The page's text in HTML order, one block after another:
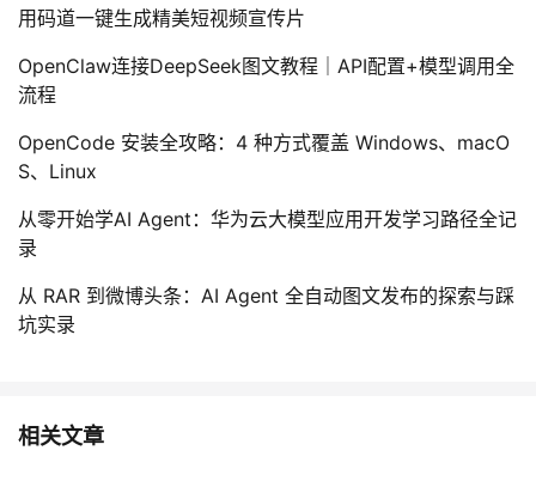
用码道一键生成精美短视频宣传片
OpenClaw连接DeepSeek图文教程｜API配置+模型调用全
流程
OpenCode 安装全攻略：4 种方式覆盖 Windows、macO
S、Linux
从零开始学AI Agent：华为云大模型应用开发学习路径全记
录
从 RAR 到微博头条：AI Agent 全自动图文发布的探索与踩
坑实录
相关文章